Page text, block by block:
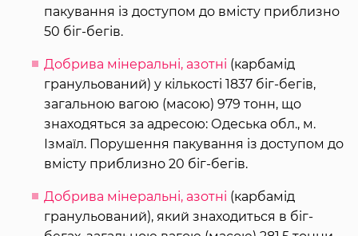
пакування із доступом до вмісту приблизно
50 біг-бегів.
Добрива мінеральні, азотні (карбамід
гранульований) у кількості 1837 біг-бегів,
загальною вагою (масою) 979 тонн, що
знаходяться за адресою: Одеська обл., м.
Ізмаїл. Порушення пакування із доступом до
вмісту приблизно 20 біг-бегів.
Добрива мінеральні, азотні (карбамід
гранульований), який знаходиться в біг-